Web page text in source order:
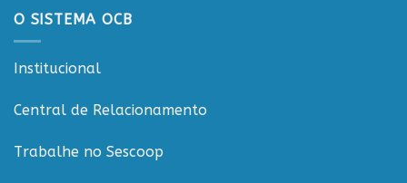
cooperativismo
O SISTEMA OCB
Institucional
Central de Relacionamento
Trabalhe no Sescoop